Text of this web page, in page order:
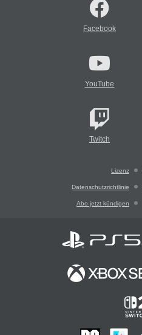
Facebook
YouTube
Twitch
Lizenz
Datenschutzrichtlinie
Abo jetzt kündigen